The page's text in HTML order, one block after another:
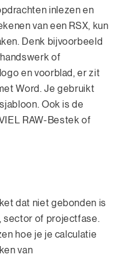
inlezen en
van een RSX, kun
Denk bijvoorbeeld
of
en voorblad, er zit
Word. Je gebruikt
Ook is de
RAW-Bestek of
dat niet gebonden is
sector of projectfase.
hoe je je calculatie
van